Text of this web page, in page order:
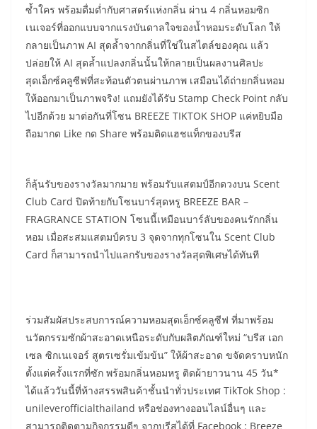
ซ้ำใคร พร้อมดื่มด่ำกับศาสตร์แห่งกลิ่น ผ่าน 4 กลิ่นหอมซิก
เนเจอร์ที่ออกแบบจากแรงบันดาลใจของน้ำหอมระดับโลก ให้
กลายเป็นภาพ AI สุดล้ำจากกลิ่นที่ใช่ในสไตล์ของคุณ แล้ว
ปล่อยให้ AI สุดล้ำแปลงกลิ่นนั้นให้กลายเป็นผลงานศิลปะ
สุดเอ็กซ์คลูซีฟที่สะท้อนตัวตนผ่านภาพ เสมือนได้ถ่ายกลิ่นหอม
ให้ออกมาเป็นภาพจริง! แถมยังได้รับ Stamp Check Point กลับ
ไปอีกด้วย มาต่อกันที่โซน BREEZE TIKTOK SHOP แค่หยิบมือ
ถือมากด Like กด Share พร้อมติดแฮชแท็กของบรีส
ก็ลุ้นรับของรางวัลมากมาย พร้อมรับแสตมป์อีกดวงบน Scent
Club Card ปิดท้ายกับโซนบาร์สุดหรู BREEZE BAR –
FRAGRANCE STATION โซนนี้เหมือนบาร์ลับของคนรักกลิ่น
หอม เมื่อสะสมแสตมป์ครบ 3 จุดจากทุกโซนใน Scent Club
Card ก็สามารถนำไปแลกรับของรางวัลสุดพิเศษได้ทันที
ร่วมสัมผัสประสบการณ์ความหอมสุดเอ็กซ์คลูซีฟ ที่มาพร้อม
นวัตกรรมซักผ้าสะอาดเหนือระดับกับผลิตภัณฑ์ใหม่ “บรีส เอก
เซล ซิกเนเจอร์ สูตรเซรั่มเข้มข้น” ให้ผ้าสะอาด ขจัดคราบหนัก
ตั้งแต่ครั้งแรกที่ซัก พร้อมกลิ่นหอมหรู ติดผ้ายาวนาน 45 วัน*
ได้แล้ววันนี้ที่ห้างสรรพสินค้าชั้นนำทั่วประเทศ TikTok Shop :
unileverofficialthailand หรือช่องทางออนไลน์อื่นๆ และ
สามารถติดตามกิจกรรมดีๆ จากบรีสได้ที่ Facebook : Breeze